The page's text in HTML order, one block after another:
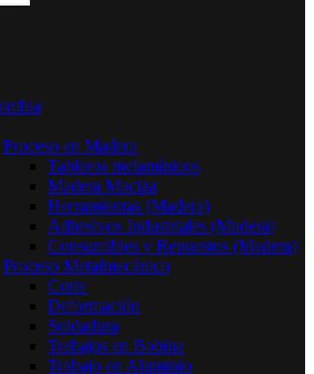
Proceso en Madera
Tableros melamínicos
Madera Maciza
Herramientas (Madera)
Adhesivos Industriales (Madera)
Consumibles y Repuestos (Madera)
Proceso Metalmecánico
Corte
Deformación
Soldadura
Trabajos en Bobina
Trabajo en Aluminio